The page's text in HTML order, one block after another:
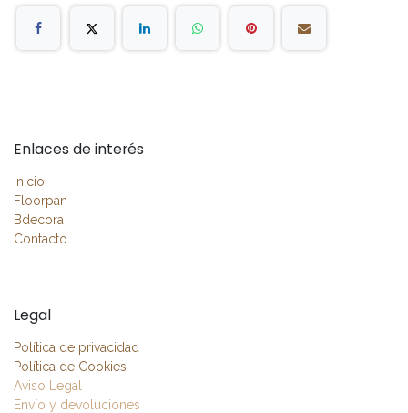
Enlaces de interés
Inicio
Floorpan
Bdecora
Contacto
Legal
Política de privacidad
Política de Cookies
Aviso Legal
Envío y devoluciones